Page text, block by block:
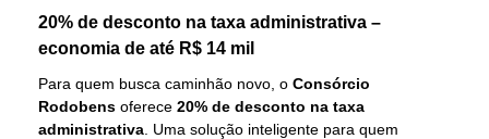
20% de desconto na taxa administrativa –
economia de até R$ 14 mil
Para quem busca caminhão novo, o Consórcio
Rodobens oferece 20% de desconto na taxa
administrativa . Uma solução inteligente para quem